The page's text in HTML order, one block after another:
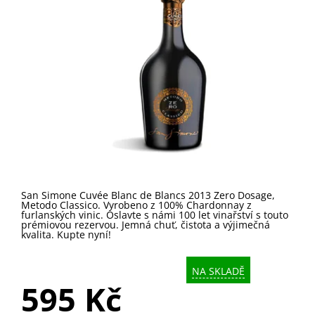
San Simone Cuvée Blanc de Blancs 2013 Zero Dosage,
Metodo Classico. Vyrobeno z 100% Chardonnay z
furlanských vinic. Oslavte s námi 100 let vinařství s touto
prémiovou rezervou. Jemná chuť, čistota a výjimečná
kvalita. Kupte nyní!
NA SKLADĚ
595 Kč